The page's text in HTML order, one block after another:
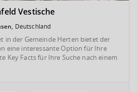
Vestische
, Deutschland
in der Gemeinde Herten bietet der
eine interessante Option für Ihre
Key Facts für Ihre Suche nach einem